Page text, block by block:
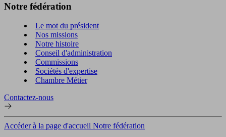
Notre fédération
Le mot du président
Nos missions
Notre histoire
Conseil d'administration
Commissions
Sociétés d'expertise
Chambre Métier
Contactez-nous
Accéder à la page d'accueil Notre fédération